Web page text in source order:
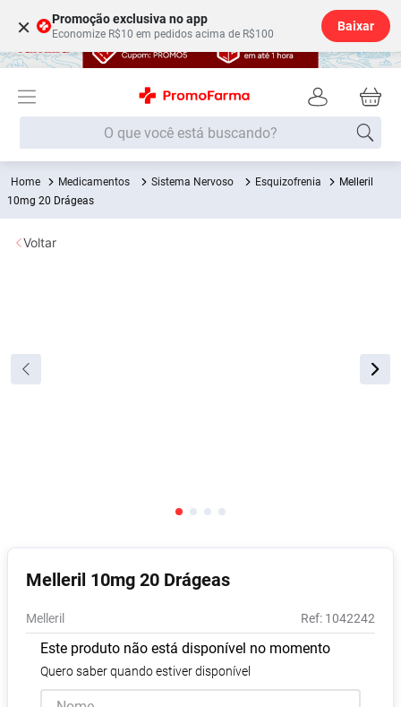
× Promoção exclusiva no app
Economize R$10 em pedidos acima de R$100
Baixar
O que você está buscando?
Medicamentos Sistema Nervoso Esquizofrenia
Melleril
10mg 20 Drágeas
Melleril 10mg 20 Drágeas
Melleril : 1042242
Este produto não está disponível no momento
Quero saber quando estiver disponível
Voltar
Termos mais buscados
1º Fralda
2